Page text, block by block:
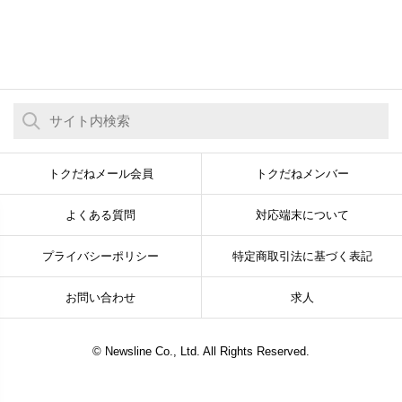
トクだねメール会員 トクだねメンバー
よくある質問 対応端末について
プライバシーポリシー 特定商取引法に基づく表記
お問い合わせ 求人
© Newsline Co., Ltd. All Rights Reserved.